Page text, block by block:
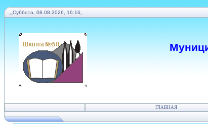
Суббота, 08.08.2026, 16:16
ГЛАВНАЯ